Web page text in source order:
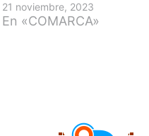
21 noviembre, 2023
En «COMARCA»